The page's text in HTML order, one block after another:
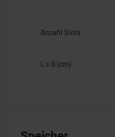
Anzahl Slots
L x B (cm)